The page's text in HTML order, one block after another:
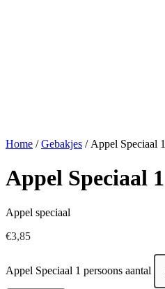
Home /Gebakjes / Appel Speciaal
Appel Speciaal
Appel speciaal
€3,85
Appel Speciaal 1 persoons aantal